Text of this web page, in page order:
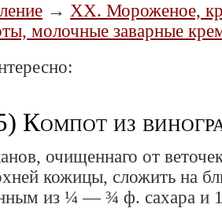
→ XX. Мороженое,
молочные заварные
Компот из
очищеннаго от
кожицы, сложить на
из ¼ — ¾ ф. сахара и 1